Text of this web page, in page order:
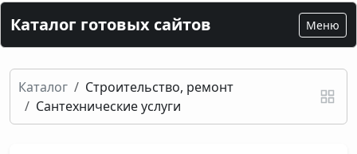
Каталог готовых сайтов Меню
Каталог
Строительство, ремонт
Сантехнические услуги